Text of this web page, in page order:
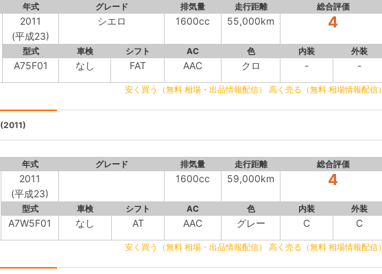
年式 グレード 排気量 走行距離 総合評価
2011
(平成23)
シエロ 1600cc 55,000km 4
型式 車検 シフト AC 色 内装 外装
A75F01 なし FAT AAC クロ - -
安く買う（無料 相場・出品情報配信） 高く売る（無料 相場情報配信）
(2011)
年式 グレード 排気量 走行距離 総合評価
2011
(平成23)
1600cc 59,000km 4
型式 車検 シフト AC 色 内装 外装
A7W5F01 なし AT AAC グレー C C
安く買う（無料 相場・出品情報配信） 高く売る（無料 相場情報配信）